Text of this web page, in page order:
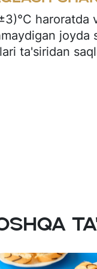
(kaliy
qabartiruvchi
haroratda
joyda
ta'siridan